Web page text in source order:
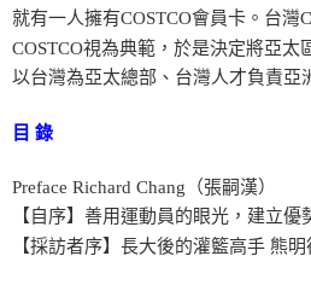
就有一人擁有COSTCO會員卡。台灣
COSTCO視為典範，於是決定將亞太
以台灣為亞太總部、台灣人才負責亞
目 錄
Preface Richard Chang（張嗣漢）
【自序】善用運動員的眼光，建立優
【採訪者序】長大後的灌籃高手 熊明